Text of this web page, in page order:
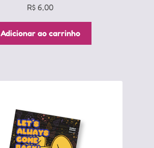
R$ 6,00
Adicionar ao carrinho